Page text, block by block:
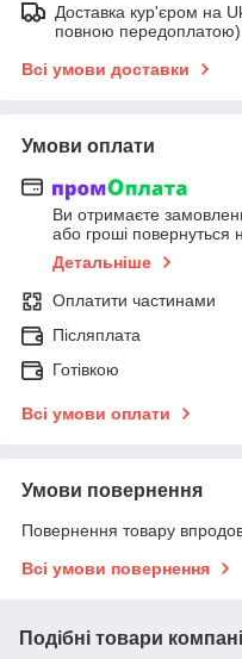
Доставка кур'єром на
повною передоплатою)
Всі умови доставки
Умови оплати
Ви отримаєте
або гроші повернуться
Детальніше
Оплатити частинами
Післяплата
Готівкою
Всі умови оплати
Умови повернення
Повернення товару
Всі умови повернення
Подібні товари